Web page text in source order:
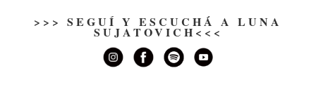
>>> SEGUÍ Y ESCUCHÁ A LUNA
SUJATOVICH<<<